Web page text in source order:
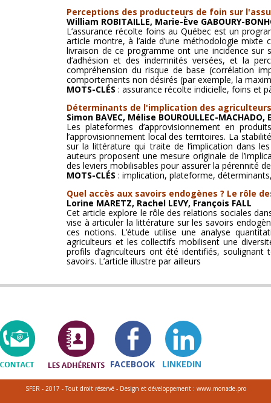
Perceptions des producteurs de foin sur
William ROBITAILLE, Marie-Ève GABOURY-
L’assurance récolte foins au Québec est un
article montre, à l’aide d’une méthodologie mixte
livraison de ce programme ont une incidence
d’adhésion et des indemnités versées, et la
compréhension du risque de base (corrélation
comportements non désirés (par exemple, la
MOTS-CLÉS : assurance récolte indicielle, foins et
Déterminants de l'implication des
Simon BAVEC, Mélise BOUROULLEC-
Les plateformes d’approvisionnement en
l’approvisionnement local des territoires. La
sur la littérature qui traite de l’implication dans
auteurs proposent une mesure originale de
des leviers mobilisables pour assurer la pérennité
MOTS-CLÉS : implication, plateforme,
Quel accès aux savoirs endogènes ? Le rôle
Lorine MARETZ, Rachel LEVY, François FALL
Cet article explore le rôle des relations sociales
vise à articuler la littérature sur les savoirs
ces notions. L’étude utilise une analyse
agriculteurs et les collectifs mobilisent une
profils d’agriculteurs ont été identifiés, soulignant
savoirs. L’article illustre par ailleurs
FACEBOOK LINKEDIN
SFER - 2017 - Tout droit réservé - Design et développement : www.monade.pro